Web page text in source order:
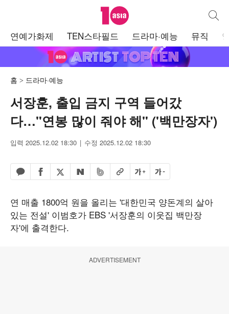
텐아시아 통합
연예가화제 TEN스타필드 드라마·예능 뮤직
홈 드라마·예능
서장훈, 출입 금지 구역 들어갔
다…"연봉 많이 줘야 해" ('백만장자')
입력 2025.12.02 18:30 수정 2025.12.02 18:30
카카오톡 공유하기
페이스북 공유하기
엑스 공유하기
네이버 공유하기
밴드 공유하기
URL복사글자 크게글자 작게
연 매출 1800억 원을 올리는 '대한민국 양돈계의 살아
있는 전설' 이범호가 EBS '서장훈의 이웃집 백만장
자'에 출격한다.
ADVERTISEMENT